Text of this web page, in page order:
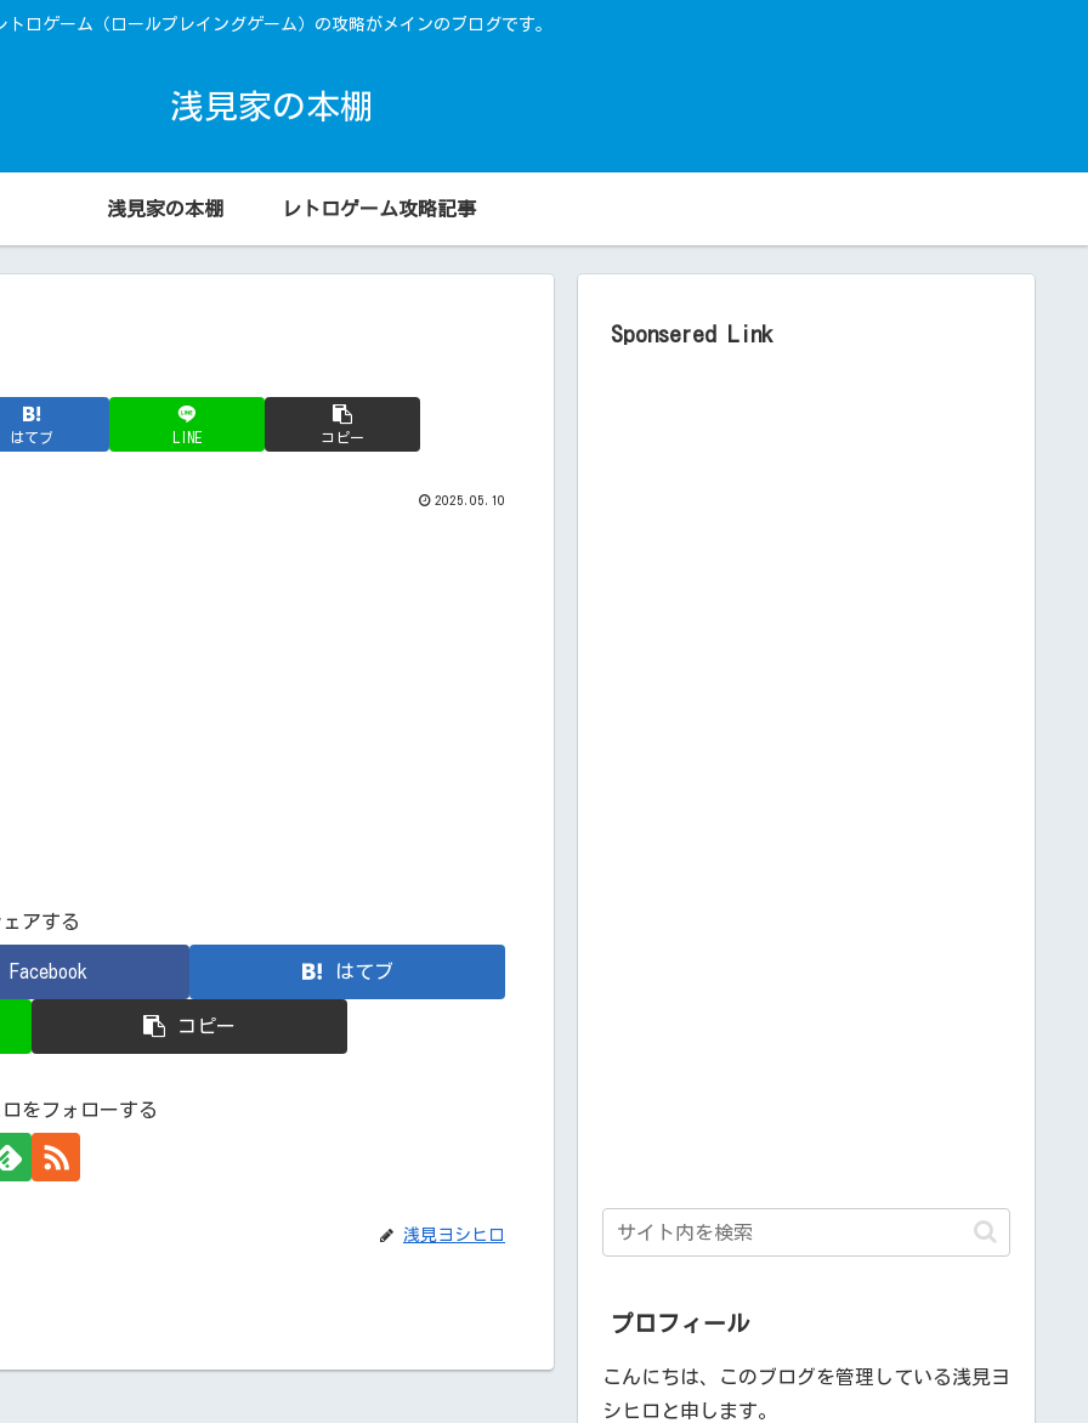
トロゲーム（ロールプレイングゲーム）の攻略がメインのブログです。
浅見家の本棚
浅見家の本棚 レトロゲーム攻略記事
はてブ LINE コピー
2025.05.10
ェアする
Facebook はてブ
コピー
をフォローする
浅見ヨシヒロ
Sponsered Link
プロフィール
こんにちは、このブログを管理している浅見ヨ
シヒロと申します。